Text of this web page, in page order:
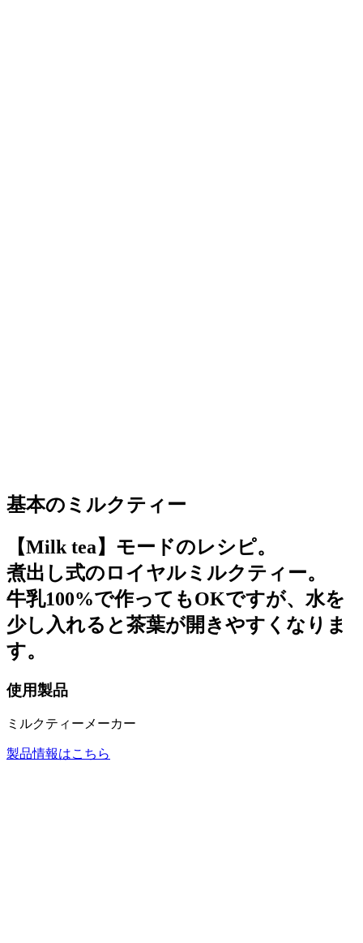
基本のミルクティー
【Milk tea】モードのレシピ。
煮出し式のロイヤルミルクティー。
牛乳100%で作ってもOKですが、水を
少し入れると茶葉が開きやすくなりま
す。
使用製品
ミルクティーメーカー
製品情報はこちら